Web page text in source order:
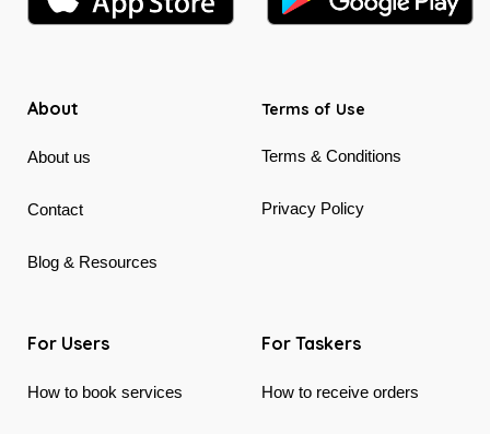
About
About us
Contact
Blog & Resources
Terms of Use
Terms & Conditions
Privacy Policy
For Users
How to book services
For Taskers
How to receive orders